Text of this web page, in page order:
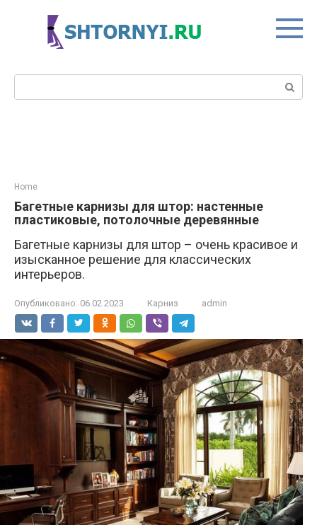
Поиск:
Home
Багетные карнизы для штор: настенные
пластиковые, потолочные деревянные
Багетные карнизы для штор – очень красивое и
изысканное решение для классических
интерьеров.
Опубликовано: 06.02.2023 Карниз admin